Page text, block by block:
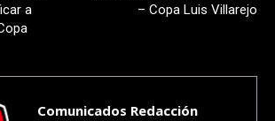
a
– Copa Luis Villarejo
Comunicados Redacción